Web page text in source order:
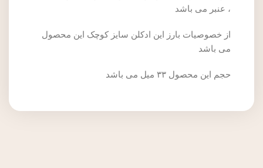
، عنبر می باشد
از خصوصیات بارز این ادکلن سایز کوچک این محصول
می باشد
حجم این محصول ۳۳ میل می باشد